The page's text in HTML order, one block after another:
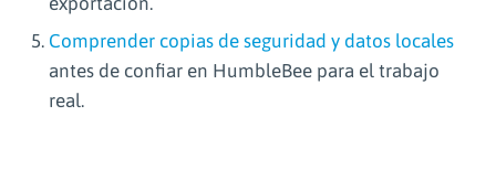
Comprender copias de seguridad y datos locales
antes de confiar en HumbleBee para el trabajo
real.